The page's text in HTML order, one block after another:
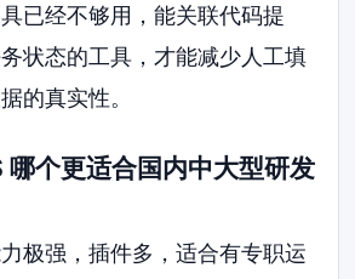
已经不够用，能关联代码提
状态的工具，才能减少人工填
的真实性。
哪个更适合国内中大型研发
极强，插件多，适合有专职运